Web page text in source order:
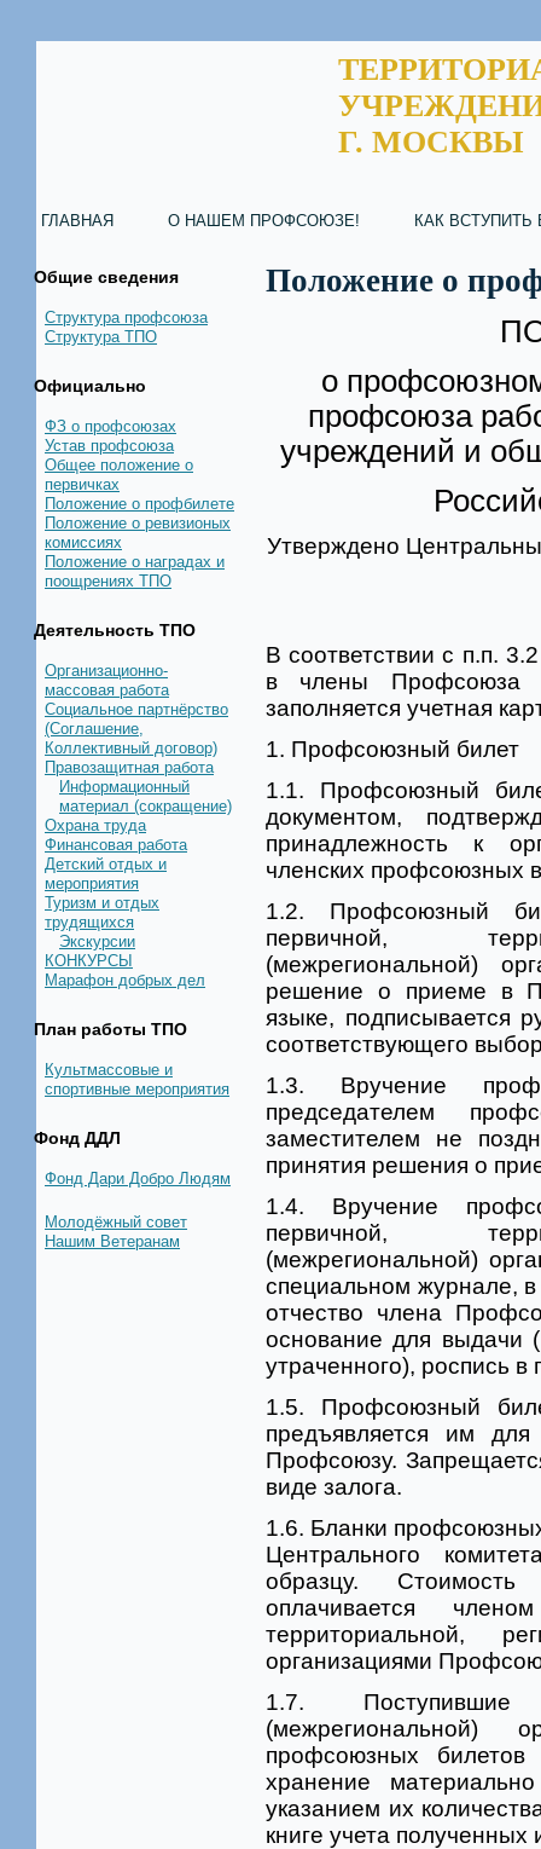
Г. МОСКВЫ
ГЛАВНАЯ О НАШЕМ ПРОФСОЮЗЕ! КАК
Общие сведения
Структура профсоюза
Структура ТПО
Официально
ФЗ о профсоюзах
Устав профсоюза
Общее положение о
первичках
Положение о профбилете
Положение о ревизионых
комиссиях
Положение о наградах и
поощрениях ТПО
Деятельность ТПО
Организационно-
массовая работа
Социальное партнёрство
(Соглашение,
Коллективный договор)
Правозащитная работа
Информационный
материал (сокращение)
Охрана труда
Финансовая работа
Детский отдых и
мероприятия
Туризм и отдых
трудящихся
Экскурсии
КОНКУРСЫ
Марафон добрых дел
План работы ТПО
Культмассовые и
спортивные мероприятия
Фонд ДДЛ
Фонд Дари Добро Людям
Молодёжный совет
Нашим Ветеранам
Положение о
о
профсоюза
учреждений и
Утверждено
В соответствии с п.п.
в члены Профсоюза
заполняется учетная
1. Профсоюзный билет
1.1. Профсоюзный
документом,
принадлежность к
членских профсоюзных
1.2. Профсоюзный
первичной,
(межрегиональной)
решение о приеме в
языке, подписывается
соответствующего
1.3. Вручение
председателем
заместителем не
принятия решения о
1.4. Вручение
первичной,
(межрегиональной)
специальном журнале,
отчество члена
основание для выдачи
утраченного), роспись в
1.5. Профсоюзный
предъявляется им
Профсоюзу.
виде залога.
1.6. Бланки
Центрального
образцу.
оплачивается
территориальной,
организациями
1.7.
(межрегиональной)
профсоюзных билетов
хранение
указанием их
книге учета